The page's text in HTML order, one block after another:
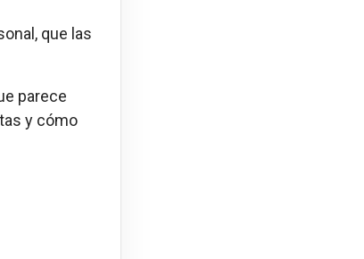
que las
parece
y cómo